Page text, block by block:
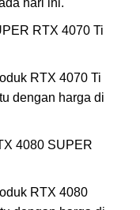
RTX 4070 Ti
RTX 4070 Ti
dengan harga di
4080 SUPER
RTX 4080